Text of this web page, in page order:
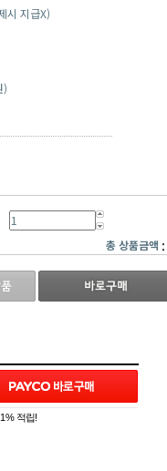
시 지급X)
)
총 상품금액 :
적립!